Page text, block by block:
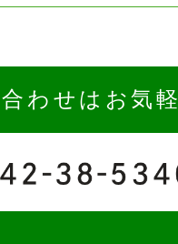
わせはお気